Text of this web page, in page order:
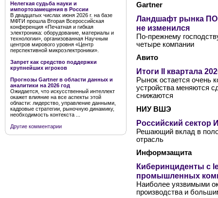
Нелегкая судьба науки и
импортозамещения в России
В двадцатых числах июня 2026 г. на базе
МФТИ прошла Вторая Всероссийская
конференция «Печатная и гибкая
электроника: оборудование, материалы и
технологии», организованная Научным
центров мирового уровня «Центр
перспективной микроэлектроники».
Запрет как средство поддержки
крупнейших игроков
Прогнозы Gartner в области данных и
аналитики на 2026 год
Ожидается, что искусственный интеллект
окажет влияние на все аспекты этой
области: лидерство, управление данными,
кадровые стратегии, рыночную динамику,
необходимость контекста ...
Другие комментарии
Gartner
Ландшафт рынка ПО
не изменился
По-прежнему
четыре компании
Авито
Итоги II квартала
Рынок остается очень
устройства меняются
снижаются
НИУ ВШЭ
Российский сектор
Решающий вклад в
отрасль
Информзащита
Киберинциденты с
промышленных
Наиболее уязвимыми
производства и